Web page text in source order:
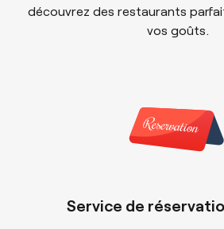
découvrez des restaurants
vos goûts.
Service de